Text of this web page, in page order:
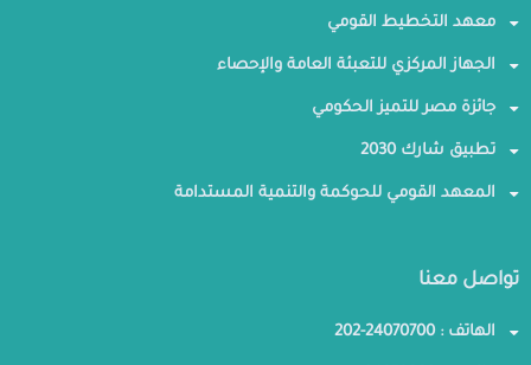
معهد التخطيط القومي
الجهاز المركزي للتعبئة العامة والإحصاء
جائزة مصر للتميز الحكومي
تطبيق شارك 2030
المعهد القومي للحوكمة والتنمية المستدامة
تواصل معنا
الهاتف : 24070700-202